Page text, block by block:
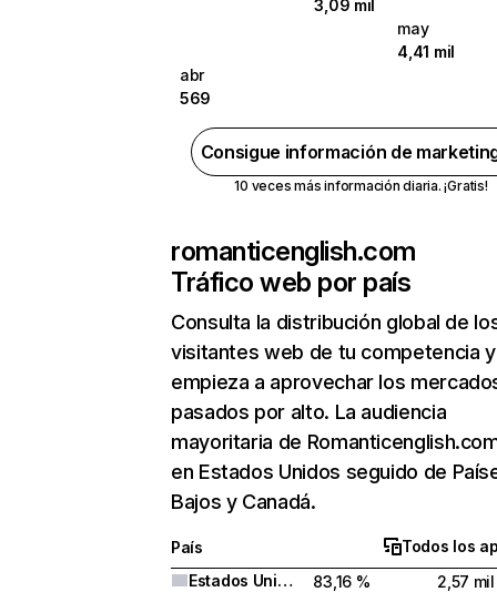
3,09 mil
may
4,41 mil
abr
569
Consigue información de
10 veces más información diaria. ¡Gratis!
romanticenglish.com
Tráfico web por país
Consulta la distribución global de
visitantes web de tu competencia y
empieza a aprovechar los
pasados por alto. La audiencia
mayoritaria de
en Estados Unidos seguido de
Bajos y Canadá.
País
Todos los
Estados Unidos
83,16 %
2,57 mil